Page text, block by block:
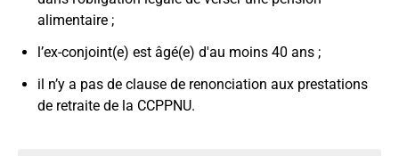
alimentaire ;
l’ex-conjoint(e) est âgé(e) d'au moins 40 ans ;
il n’y a pas de clause de renonciation aux prestations
de retraite de la CCPPNU.